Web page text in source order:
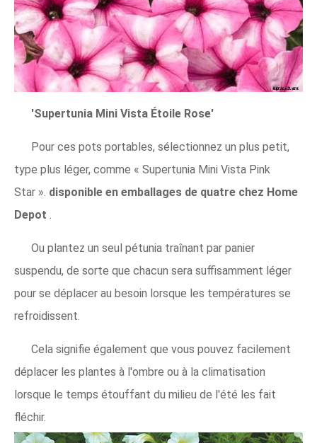
'Supertunia Mini Vista Étoile Rose'
Pour ces pots portables, sélectionnez un plus petit,
type plus léger, comme « Supertunia Mini Vista Pink
Star ». disponible en emballages de quatre chez Home
Depot .
Ou plantez un seul pétunia traînant par panier
suspendu, de sorte que chacun sera suffisamment léger
pour se déplacer au besoin lorsque les températures se
refroidissent.
Cela signifie également que vous pouvez facilement
déplacer les plantes à l'ombre ou à la climatisation
lorsque le temps étouffant du milieu de l'été les fait
fléchir.